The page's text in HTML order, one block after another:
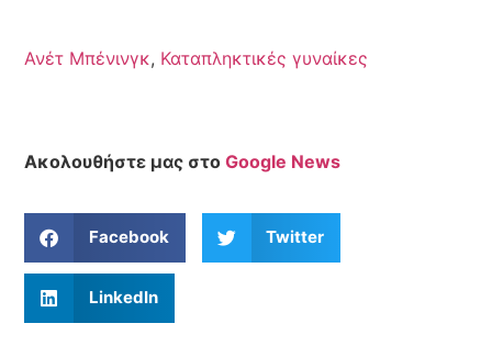
Ανέτ Μπένινγκ, Καταπληκτικές γυναίκες
Ακολουθήστε μας στοGoogle News
Facebook Twitter
LinkedIn